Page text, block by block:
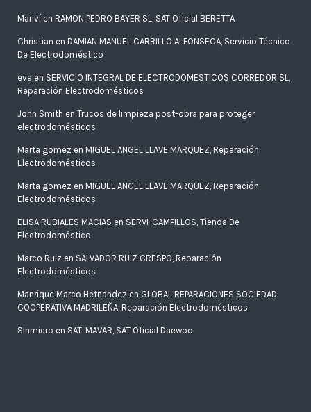
Mariví en RAMON PEDRO BAYER SL, SAT Oficial BERETTA
Christian en DAMIAN MANUEL CARRILLO ALFONSECA, Servicio Técnico
De Electrodoméstico
eva en SERVICIO INTEGRAL DE ELECTRODOMESTICOS CORREDOR SL,
Reparación Electrodomésticos
John Smith en Trucos de limpieza post-obra para proteger
electrodomésticos
Marta gomez en MIGUEL ANGEL LLAVE MARQUEZ, Reparación
Electrodomésticos
Marta gomez en MIGUEL ANGEL LLAVE MARQUEZ, Reparación
Electrodomésticos
ELISA RUBIALES MACIAS en SERVI-CAMPILLOS, Tienda De
Electrodoméstico
Marco Ruiz en SALVADOR RUIZ CRESPO, Reparación
Electrodomésticos
Manrique Marco Hetnandez en GLOBAL REPARACIONES SOCIEDAD
COOPERATIVA MADRILEÑA, Reparación Electrodomésticos
SInmicro en SAT. MAVAR, SAT Oficial Daewoo